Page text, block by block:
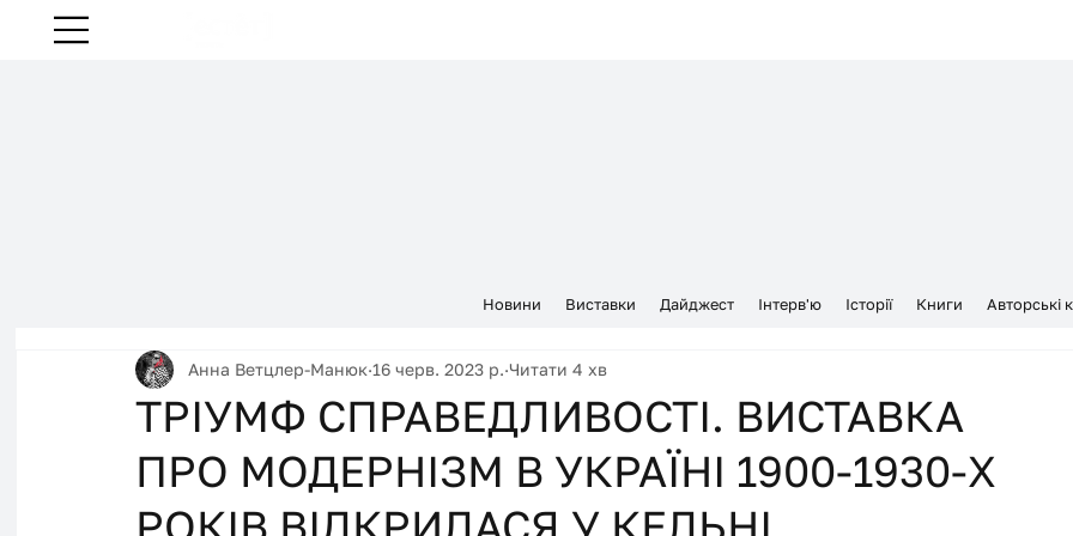
ТРІУМФ СПРАВЕДЛИВОСТІ. ВИСТАВКА
ПРО МОДЕРНІЗМ В УКРАЇНІ 1900-1930-Х
РОКІВ ВІДКРИЛАСЯ У КЕЛЬНІ
Анна Ветцлер-Манюк 16 черв. 2023 р. Читати 4 хв
Новини Виставки Дайджест Інтерв'ю Історії Книги Авторські